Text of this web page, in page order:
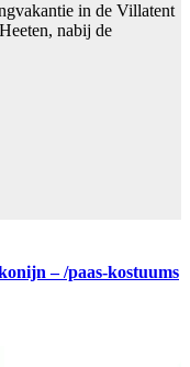
in de Villatent
nabij de
– /paas-kostuums